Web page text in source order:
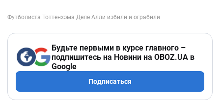
Будьте первыми в курсе главного –
подпишитесь на Новини на OBOZ.UA в
Google
Подписаться